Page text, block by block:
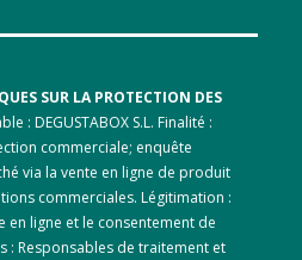
SUR LA PROTECTION DES
: DEGUSTABOX S.L. Finalité :
commerciale; enquête
via la vente en ligne de produit
commerciales. Légitimation :
en ligne et le consentement de
: Responsables de traitement et